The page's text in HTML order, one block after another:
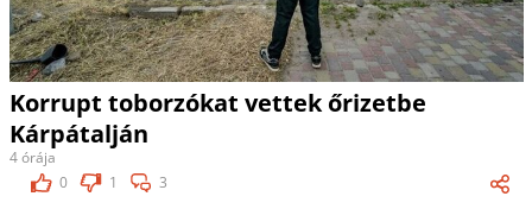
Korrupt toborzókat vettek őrizetbe
Kárpátalján
4 órája
0
1 3